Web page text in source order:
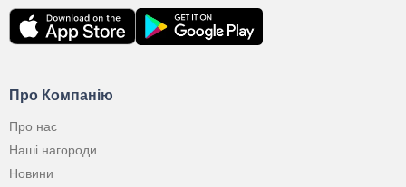
Про Компанію
Про нас
Наші нагороди
Новини